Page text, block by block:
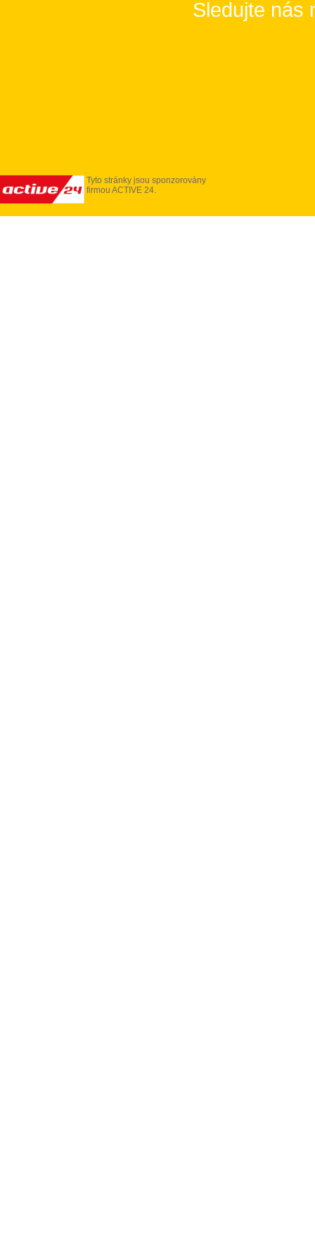
Sledujte nás
Tyto stránky jsou sponzorovány
firmou ACTIVE 24.